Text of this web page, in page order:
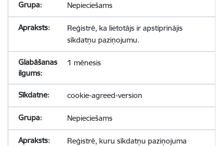
Nepieciešams
Reģistrē, ka lietotājs ir apstiprinājis
sīkdatņu paziņojumu.
1 mēnesis
cookie-agreed-version
Nepieciešams
Reģistrē, kuru sīkdatņu paziņojuma